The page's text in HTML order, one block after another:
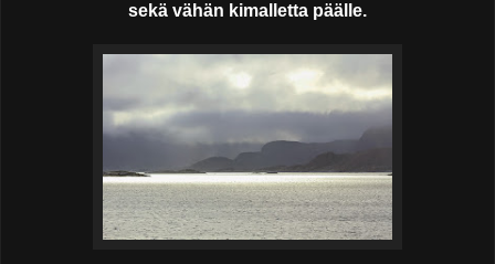
sekä vähän kimalletta päälle.